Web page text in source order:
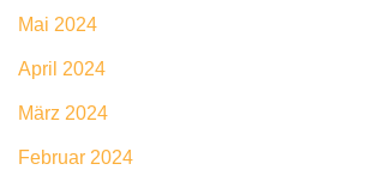
Mai 2024
April 2024
März 2024
Februar 2024